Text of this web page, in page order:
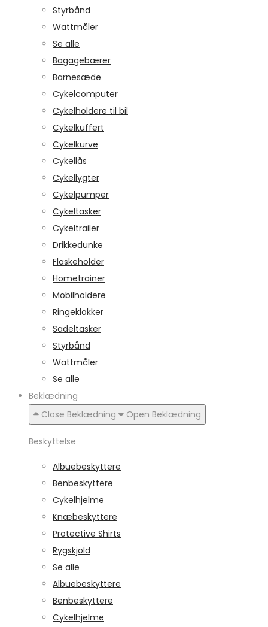
Styrbånd
Wattmåler
Se alle
Bagagebærer
Barnesæde
Cykelcomputer
Cykelholdere til bil
Cykelkuffert
Cykelkurve
Cykellås
Cykellygter
Cykelpumper
Cykeltasker
Cykeltrailer
Drikkedunke
Flaskeholder
Hometrainer
Mobilholdere
Ringeklokker
Sadeltasker
Styrbånd
Wattmåler
Se alle
Beklædning
Close Beklædning
Open Beklædning
Beskyttelse
Albuebeskyttere
Benbeskyttere
Cykelhjelme
Knæbeskyttere
Protective Shirts
Rygskjold
Se alle
Albuebeskyttere
Benbeskyttere
Cykelhjelme